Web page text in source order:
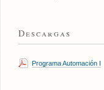
Descargas
Programa Automación I